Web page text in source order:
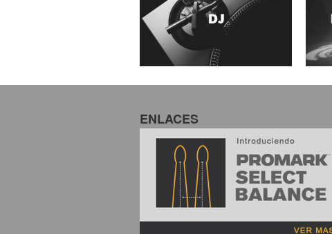
ENLACES